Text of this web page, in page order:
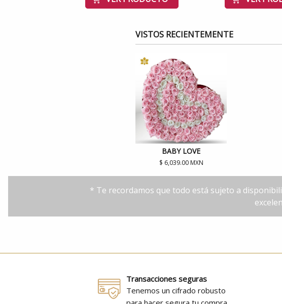
VISTOS RECIENTEMENTE
BABY LOVE
$ 6,039.00 MXN
* Te recordamos que todo está sujeto a
Transacciones seguras
Tenemos un cifrado robusto